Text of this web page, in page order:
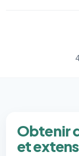
Obtenir
et